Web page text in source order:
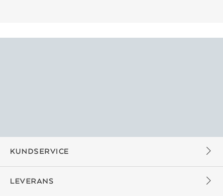
KUNDSERVICE
LEVERANS